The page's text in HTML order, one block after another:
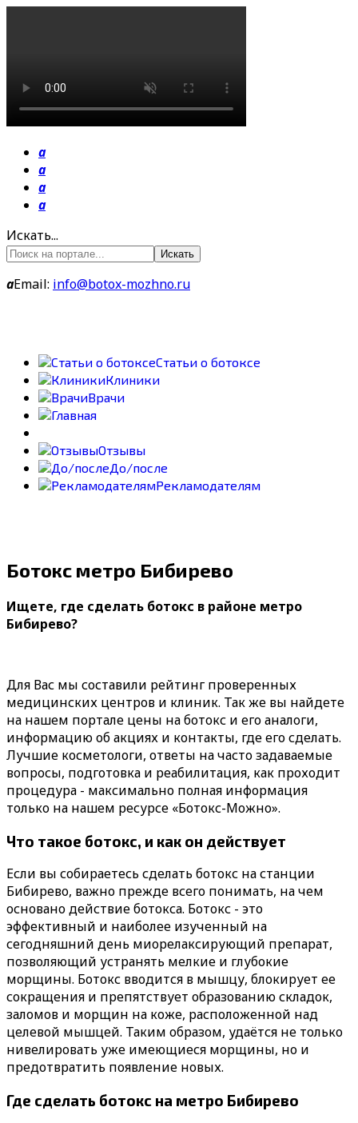
a
a
a
a
Искать...
Искать
aEmail: info@botox-mozhno.ru
Статьи о ботоксе
Клиники
Врачи
Отзывы
До/после
Рекламодателям
Ботокс метро Бибирево
Ищете, где сделать ботокс в районе метро
Бибирево?
Для Вас мы составили рейтинг проверенных
медицинских центров и клиник. Так же вы найдете
на нашем портале цены на ботокс и его аналоги,
информацию об акциях и контакты, где его сделать.
Лучшие косметологи, ответы на часто задаваемые
вопросы, подготовка и реабилитация, как проходит
процедура - максимально полная информация
только на нашем ресурсе «Ботокс-Можно».
Что такое ботокс, и как он действует
Если вы собираетесь сделать ботокс на станции
Бибирево, важно прежде всего понимать, на чем
основано действие ботокса. Ботокс - это
эффективный и наиболее изученный на
сегодняшний день миорелаксирующий препарат,
позволяющий устранять мелкие и глубокие
морщины. Ботокс вводится в мышцу, блокирует ее
сокращения и препятствует образованию складок,
заломов и морщин на коже, расположенной над
целевой мышцей. Таким образом, удаётся не только
нивелировать уже имеющиеся морщины, но и
предотвратить появление новых.
Где сделать ботокс на метро Бибирево